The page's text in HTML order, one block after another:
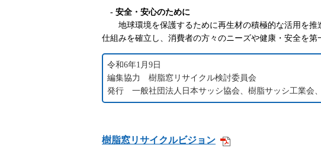
- 安全・安心のために
地球環境を保護するために再生材の積極的な活用を
仕組みを確立し、消費者の方々のニーズや健康・安全を
令和6年1月9日
編集協力 樹脂窓リサイクル検討委員会
発行 一般社団法人日本サッシ協会、樹脂サッシ工業会
樹脂窓リサイクルビジョン